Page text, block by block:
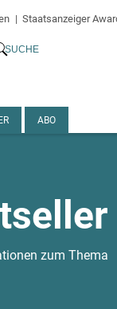
Staatsanzeiger
SUCHE
ABO
zum Thema